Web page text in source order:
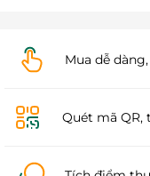
Mua dễ
Quét mã